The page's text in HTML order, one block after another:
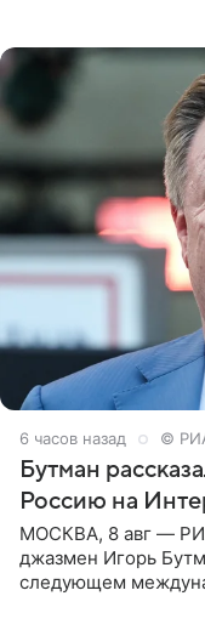
6 часов назад ©
Бутман
Россию на
МОСКВА, 8 авг —
джазмен Игорь
следующем